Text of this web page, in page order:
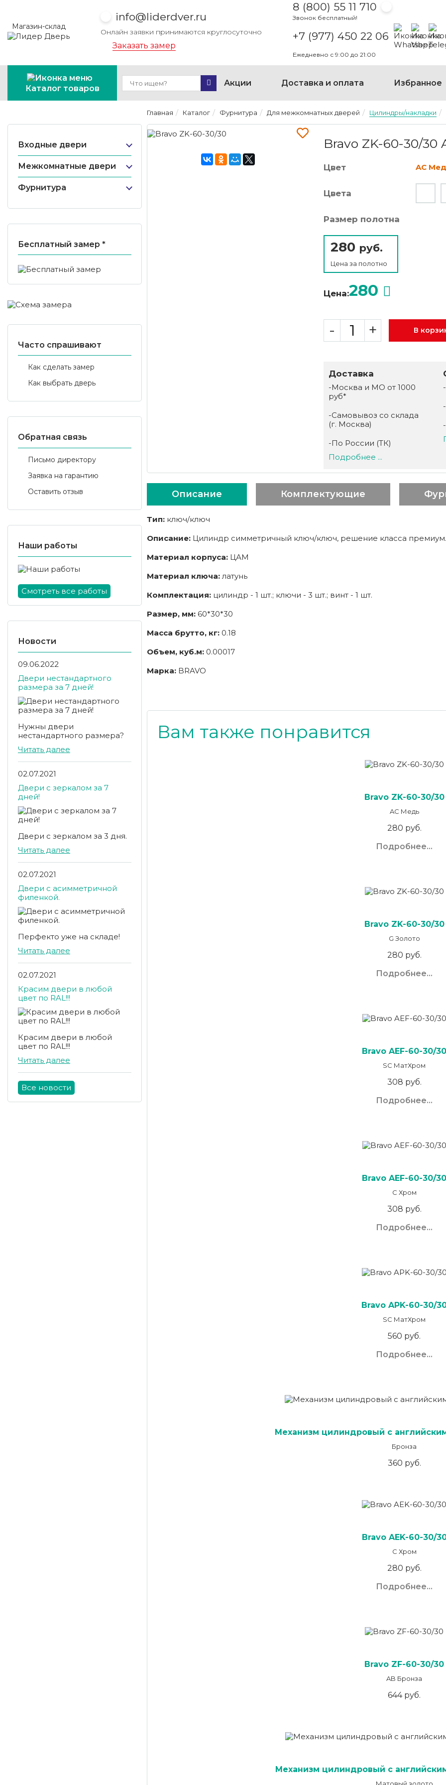
Магазин-склад
info@liderdver.ru
Онлайн заявки принимаются круглосуточно
Заказать замер
8 (800) 55 11 710
Звонок бесплатный!
+7 (977) 450 22 06
Написать на
Ежедневно с 9:00 до 21:00
Каталог товаров
Акции Доставка и оплата Избранное
Входные двери
Межкомнатные двери
Фурнитура
Бесплатный замер *
Часто спрашивают
Как сделать замер
Как выбрать дверь
Обратная связь
Письмо директору
Заявка на гарантию
Оставить отзыв
Наши работы
Смотреть все работы
Новости
09.06.2022
Двери нестандартного
размера за 7 дней!
Нужны двери
нестандартного размера?
Читать далее
02.07.2021
Двери с зеркалом за 7
дней!
Двери с зеркалом за 3 дня.
Читать далее
02.07.2021
Двери с асимметричной
филенкой.
Перфекто уже на складе!
Читать далее
02.07.2021
Красим двери в любой
цвет по RAL!!!
Красим двери в любой
цвет по RAL!!!
Читать далее
Все новости
Главная Каталог Фурнитура Для межкомнатных дверей Цилиндры/накладки
Bravo ZK-60-30/30
Цвет AC
Цвета
Размер полотна
280 руб.
Цена за полотно
Цена:280
- + В
Доставка
-Москва и МО от 1000
руб*
-Самовывоз со склада
(г. Москва)
-По России (ТК)
Подробнее ...
Описание Комплектующие
Тип: ключ/ключ
Описание: Цилиндр симметричный ключ/ключ, решение класса премиум.
Материал корпуса: ЦАМ
Материал ключа: латунь
Комплектация: цилиндр - 1 шт.; ключи - 3 шт.; винт - 1 шт.
Размер, мм: 60*30*30
Масса брутто, кг: 0.18
Объем, куб.м: 0.00017
Марка: BRAVO
Вам также понравится
Bravo ZK-60-30/30
AC Медь
280 руб.
Подробнее...
Bravo ZK-60-30/30
G Золото
280 руб.
Подробнее...
Bravo AЕF-60-30/30
SC МатХром
308 руб.
Подробнее...
Bravo AЕF-60-30/30
C Хром
308 руб.
Подробнее...
Bravo AРK-60-30/
SC МатХром
560 руб.
Подробнее...
Механизм цилиндровый с
Бронза
360 руб.
Bravo AЕK-60-30/
C Хром
280 руб.
Подробнее...
Bravo ZF-60-30/30
AB Бронза
644 руб.
Механизм цилиндровый с